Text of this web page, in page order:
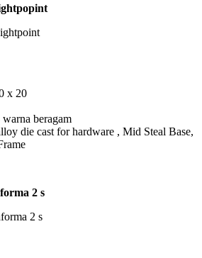
x 20
beragam
die cast for hardware , Mid Steal Base,
2 s